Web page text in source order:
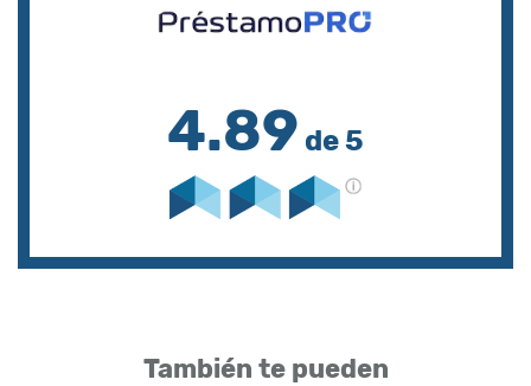
4.89 de 5
También te pueden